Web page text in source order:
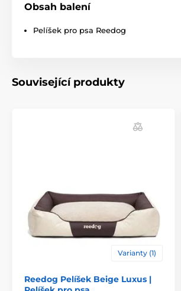
Produkt je zařazen v kategoriích
Pelíšky a boudy Pelíšky
Pro střední psy
Pro velké psy
Obsah balení
Pelíšek pro psa Reedog
Související produkty
Varianty (1)
Reedog Pelíšek Beige Luxus |